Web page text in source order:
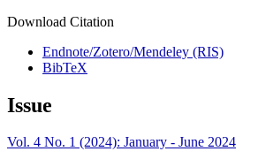
Download Citation
Endnote/Zotero/Mendeley (RIS)
BibTeX
Issue
Vol. 4 No. 1 (2024): January - June 2024